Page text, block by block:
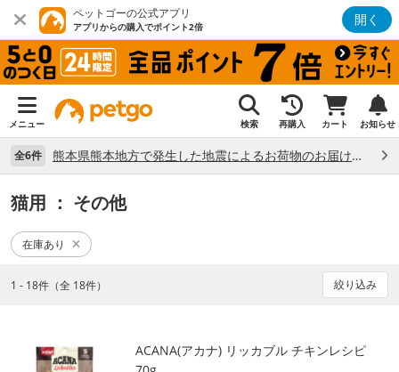
ペットゴーの公式アプリ
アプリからの購入でポイント2倍 開く
メニュー 検索 再購入 カート お知らせ
全6件 熊本県熊本地方で発生した地震によるお荷物のお届け状況について （7/28）
猫用 ： その他
在庫あり
1 - 18件（全 18件） 絞り込み
ACANA(アカナ) リッカブル チキンレシピ